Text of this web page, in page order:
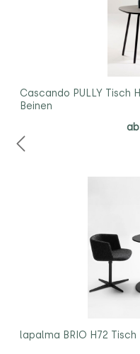
Cascando PULLY Tisch
Beinen
ab
lapalma BRIO H72 Tisch